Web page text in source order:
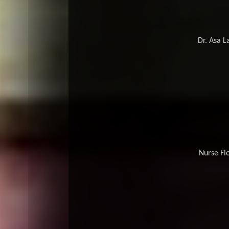
Dr. Asa
Nurse